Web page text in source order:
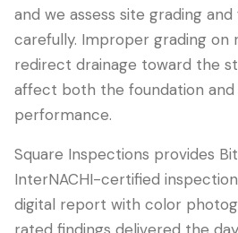
and we assess site grading
carefully. Improper grading on
redirect drainage toward the
affect both the foundation
performance.
Square Inspections provides
InterNACHI-certified
digital report with color